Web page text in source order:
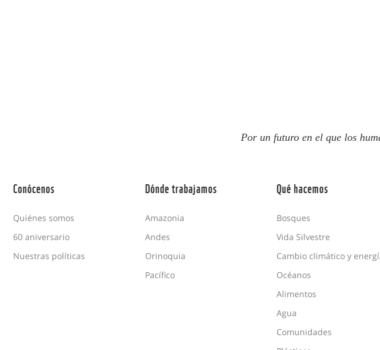
Por un futuro en el que los
Conócenos
Quiénes somos
60 aniversario
Nuestras políticas
Dónde trabajamos
Amazonia
Andes
Orinoquia
Pacífico
Qué hacemos
Bosques
Vida Silvestre
Cambio climático y
Océanos
Alimentos
Agua
Comunidades